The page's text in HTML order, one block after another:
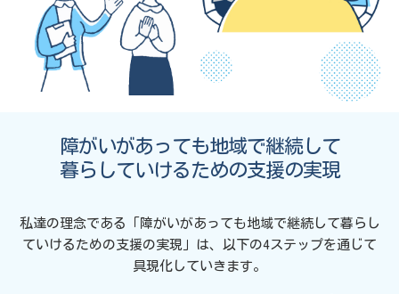
障がいがあっても地域で継続して
暮らしていけるための支援の実現
私達の理念である「障がいがあっても地域で継続して暮らし
ていけるための支援の実現」は、以下の4ステップを通じて
具現化していきます。